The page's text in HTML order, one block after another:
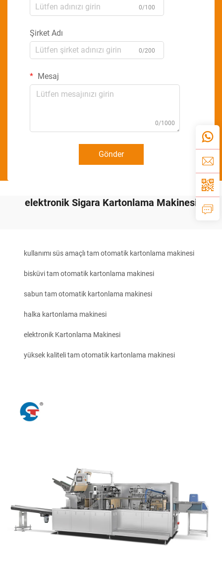
0/100
Şirket Adı
0/200
Mesaj
0/1000
Gönder
elektronik Sigara Kartonlama Makinesi
kullanımı süs amaçlı tam otomatik kartonlama makinesi
bisküvi tam otomatik kartonlama makinesi
sabun tam otomatik kartonlama makinesi
halka kartonlama makinesi
elektronik Kartonlama Makinesi
yüksek kaliteli tam otomatik kartonlama makinesi